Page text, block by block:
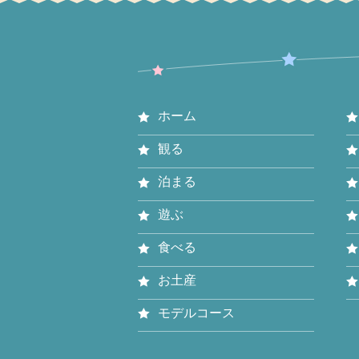
ホーム
観る
泊まる
遊ぶ
食べる
お土産
モデルコース